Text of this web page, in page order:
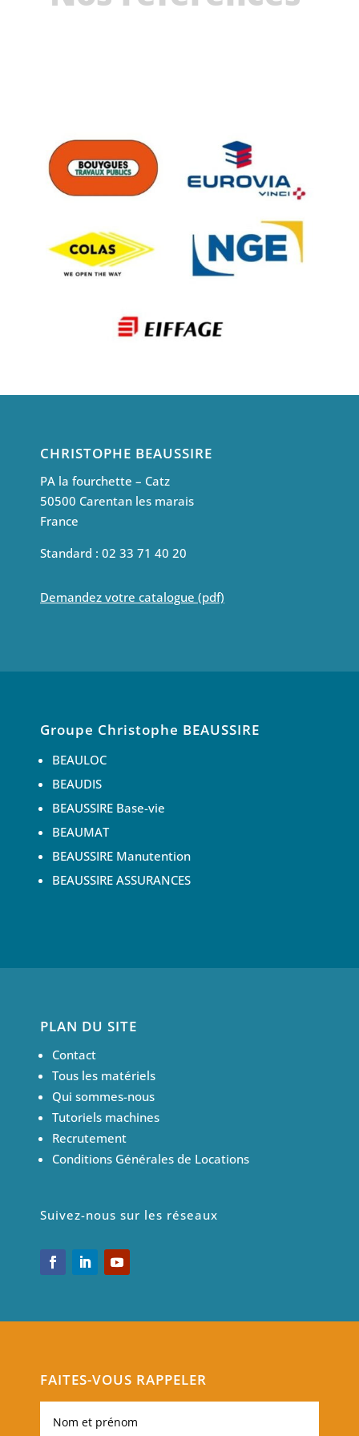
CHRISTOPHE BEAUSSIRE
PA la fourchette – Catz
50500 Carentan les marais
France
Standard : 02 33 71 40 20
Demandez votre catalogue (pdf)
Groupe Christophe BEAUSSIRE
BEAULOC
BEAUDIS
BEAUSSIRE Base-vie
BEAUMAT
BEAUSSIRE Manutention
BEAUSSIRE ASSURANCES
PLAN DU SITE
Contact
Tous les matériels
Qui sommes-nous
Tutoriels machines
Recrutement
Conditions Générales de Locations
Suivez-nous sur les réseaux
FAITES-VOUS RAPPELER